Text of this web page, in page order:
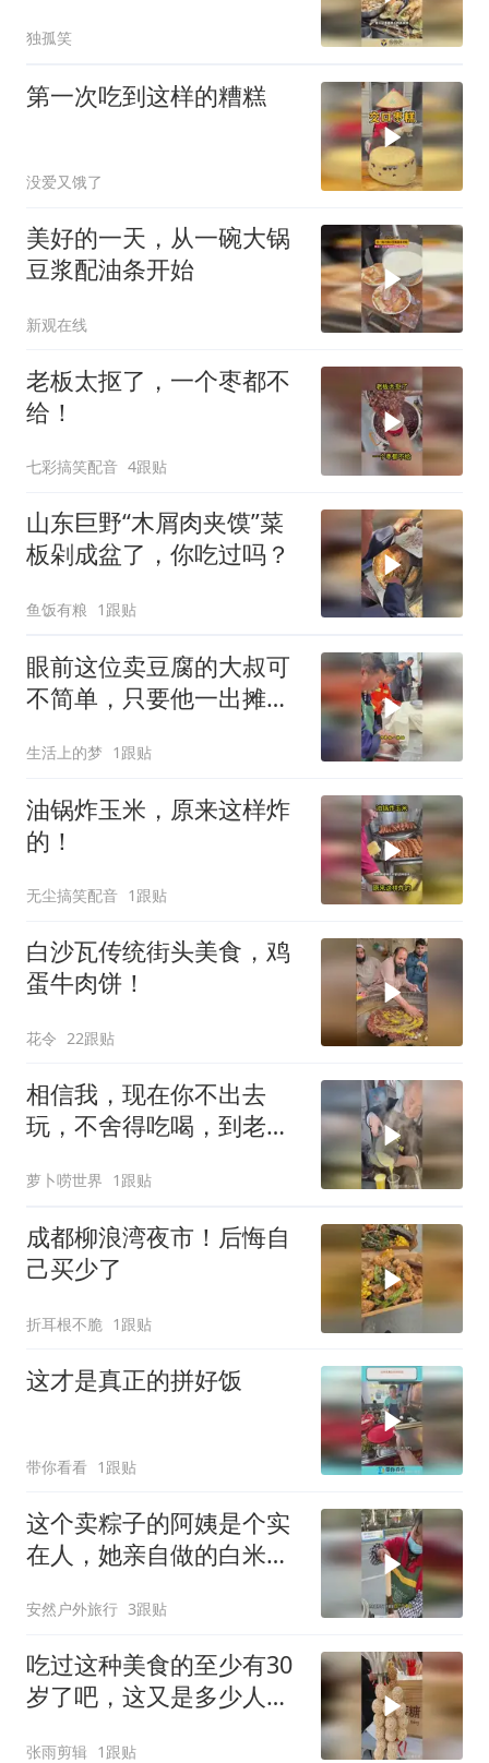
独孤笑
第一次吃到这样的糟糕
没爱又饿了
美好的一天，从一碗大锅
豆浆配油条开始
新观在线
老板太抠了，一个枣都不
给！
七彩搞笑配音 4跟贴
山东巨野“木屑肉夹馍”菜
板剁成盆了，你吃过吗？
鱼饭有粮 1跟贴
眼前这位卖豆腐的大叔可
不简单，只要他一出摊，
生活上的梦 1跟贴
油锅炸玉米，原来这样炸
的！
无尘搞笑配音 1跟贴
白沙瓦传统街头美食，鸡
蛋牛肉饼！
花令 22跟贴
相信我，现在你不出去
玩，不舍得吃喝，到老了
萝卜唠世界 1跟贴
成都柳浪湾夜市！后悔自
己买少了
折耳根不脆 1跟贴
这才是真正的拼好饭
带你看看 1跟贴
这个卖粽子的阿姨是个实
在人，她亲自做的白米粽
安然户外旅行 3跟贴
吃过这种美食的至少有30
岁了吧，这又是多少人的
张雨剪辑 1跟贴